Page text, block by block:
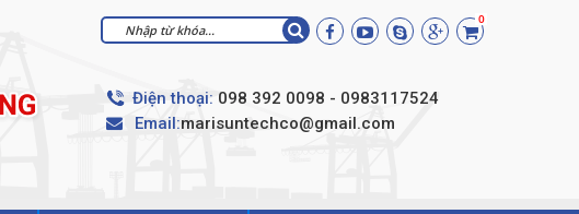
0
Điện thoại: 098 392 0098 - 0983117524
Email:marisuntechco@gmail.com